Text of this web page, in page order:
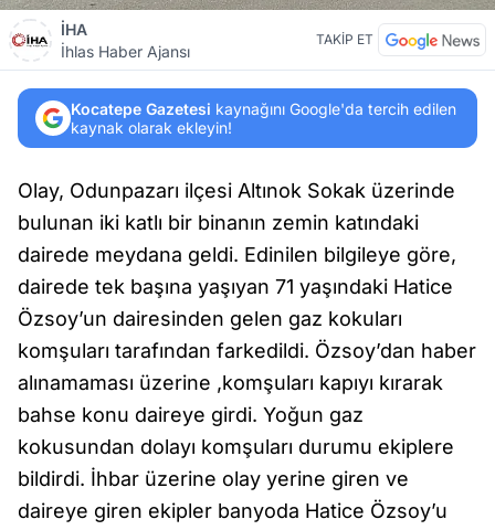
İHA
İhlas Haber Ajansı
TAKİP ET
Kocatepe Gazetesi kaynağını Google'da tercih edilen
kaynak olarak ekleyin!
Olay, Odunpazarı ilçesi Altınok Sokak üzerinde
bulunan iki katlı bir binanın zemin katındaki
dairede meydana geldi. Edinilen bilgileye göre,
dairede tek başına yaşıyan 71 yaşındaki Hatice
Özsoy’un dairesinden gelen gaz kokuları
komşuları tarafından farkedildi. Özsoy’dan haber
alınamaması üzerine ,komşuları kapıyı kırarak
bahse konu daireye girdi. Yoğun gaz
kokusundan dolayı komşuları durumu ekiplere
bildirdi. İhbar üzerine olay yerine giren ve
daireye giren ekipler banyoda Hatice Özsoy’u